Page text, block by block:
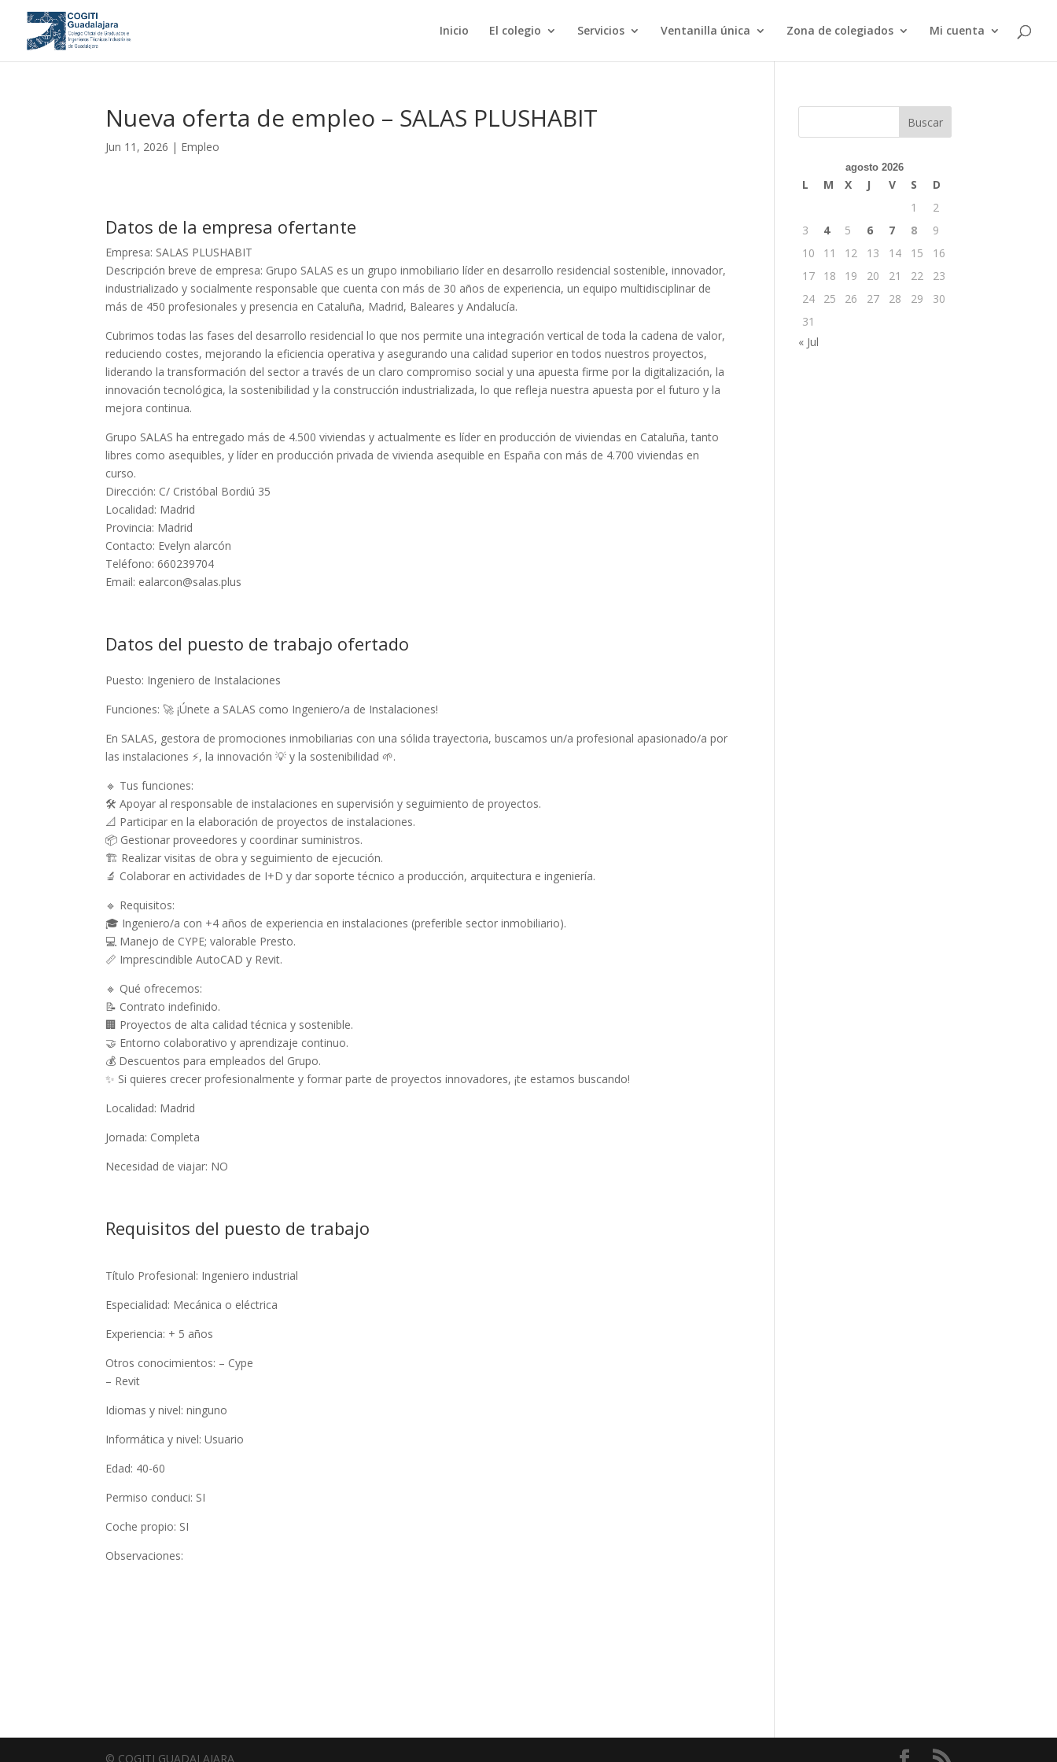
Inicio El colegio Servicios Ventanilla única Zona de colegiados Mi cuenta
Nueva oferta de empleo – SALAS PLUSHABIT
Jun 11, 2026 | Empleo
Datos de la empresa ofertante
Empresa: SALAS PLUSHABIT
Descripción breve de empresa: Grupo SALAS es un grupo inmobiliario líder en desarrollo residencial sostenible, innovador,
industrializado y socialmente responsable que cuenta con más de 30 años de experiencia, un equipo multidisciplinar de
más de 450 profesionales y presencia en Cataluña, Madrid, Baleares y Andalucía.
Cubrimos todas las fases del desarrollo residencial lo que nos permite una integración vertical de toda la cadena de valor,
reduciendo costes, mejorando la eficiencia operativa y asegurando una calidad superior en todos nuestros proyectos,
liderando la transformación del sector a través de un claro compromiso social y una apuesta firme por la digitalización, la
innovación tecnológica, la sostenibilidad y la construcción industrializada, lo que refleja nuestra apuesta por el futuro y la
mejora continua.
Grupo SALAS ha entregado más de 4.500 viviendas y actualmente es líder en producción de viviendas en Cataluña, tanto
libres como asequibles, y líder en producción privada de vivienda asequible en España con más de 4.700 viviendas en
curso.
Dirección: C/ Cristóbal Bordiú 35
Localidad: Madrid
Provincia: Madrid
Contacto: Evelyn alarcón
Teléfono: 660239704
Email: ealarcon@salas.plus
Datos del puesto de trabajo ofertado
Puesto: Ingeniero de Instalaciones
Funciones: 🚀 ¡Únete a SALAS como Ingeniero/a de Instalaciones!
En SALAS, gestora de promociones inmobiliarias con una sólida trayectoria, buscamos un/a profesional apasionado/a por
las instalaciones ⚡, la innovación 💡 y la sostenibilidad 🌱.
🔹 Tus funciones:
🛠️ Apoyar al responsable de instalaciones en supervisión y seguimiento de proyectos.
📐 Participar en la elaboración de proyectos de instalaciones.
📦 Gestionar proveedores y coordinar suministros.
🏗️ Realizar visitas de obra y seguimiento de ejecución.
🔬 Colaborar en actividades de I+D y dar soporte técnico a producción, arquitectura e ingeniería.
🔹 Requisitos:
🎓 Ingeniero/a con +4 años de experiencia en instalaciones (preferible sector inmobiliario).
💻 Manejo de CYPE; valorable Presto.
📏 Imprescindible AutoCAD y Revit.
🔹 Qué ofrecemos:
📝 Contrato indefinido.
🏢 Proyectos de alta calidad técnica y sostenible.
🤝 Entorno colaborativo y aprendizaje continuo.
💰 Descuentos para empleados del Grupo.
✨ Si quieres crecer profesionalmente y formar parte de proyectos innovadores, ¡te estamos buscando!
Localidad: Madrid
Jornada: Completa
Necesidad de viajar: NO
Requisitos del puesto de trabajo
Título Profesional: Ingeniero industrial
Especialidad: Mecánica o eléctrica
Experiencia: + 5 años
Otros conocimientos: – Cype
– Revit
Idiomas y nivel: ninguno
Informática y nivel: Usuario
Edad: 40-60
Permiso conduci: SI
Coche propio: SI
Observaciones:
Buscar
agosto 2026
L M X J V S
D
1
2
3
4 5 6 7 8
9
10
11 12 13 14 15
16
17
18 19 20 21 22
23
24
25 26 27 28 29
30
31
« Jul
© COGITI GUADALAJARA